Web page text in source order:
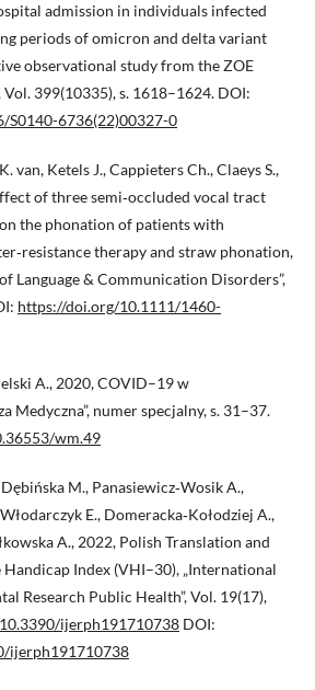
admission in individuals infected
periods of omicron and delta variant
observational study from the ZOE
Vol. 399(10335), s. 1618–1624. DOI:
S0140-6736(22)00327-0
van, Ketels J., Cappieters Ch., Claeys S.,
of three semi‑occluded vocal tract
the phonation of patients with
therapy and straw phonation,
Language & Communication Disorders”,
https://doi.org/10.1111/1460-
A., 2020, COVID–19 w
Medyczna”, numer specjalny, s. 31–37.
wm.49
M., Panasiewicz‑Wosik A.,
E., Domeracka‑Kołodziej A.,
A., 2022, Polish Translation and
Index (VHI–30), „International
Research Public Health”, Vol. 19(17),
ijerph191710738 DOI:
ijerph191710738